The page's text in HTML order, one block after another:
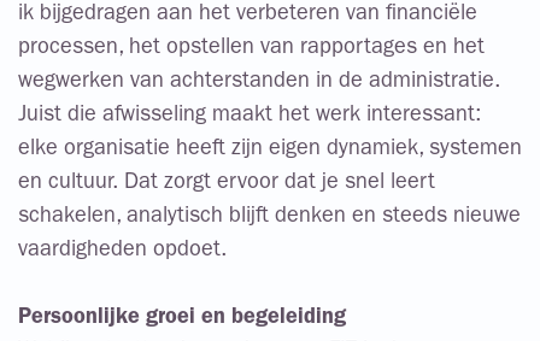
ik bijgedragen aan het verbeteren van financiële
processen, het opstellen van rapportages en het
wegwerken van achterstanden in de administratie.
Juist die afwisseling maakt het werk interessant:
elke organisatie heeft zijn eigen dynamiek, systemen
en cultuur. Dat zorgt ervoor dat je snel leert
schakelen, analytisch blijft denken en steeds nieuwe
vaardigheden opdoet.
Persoonlijke groei en begeleiding